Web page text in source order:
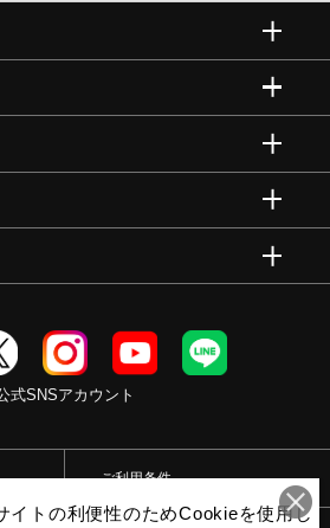
式SNSアカウント
ご利用条件
イトの利便性のためCookieを使用し